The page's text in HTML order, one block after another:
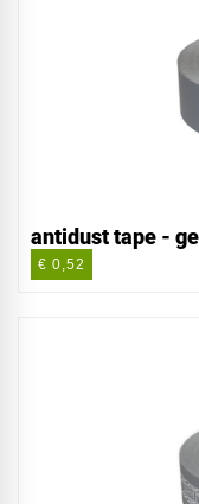
antidust tape -
€ 0,52